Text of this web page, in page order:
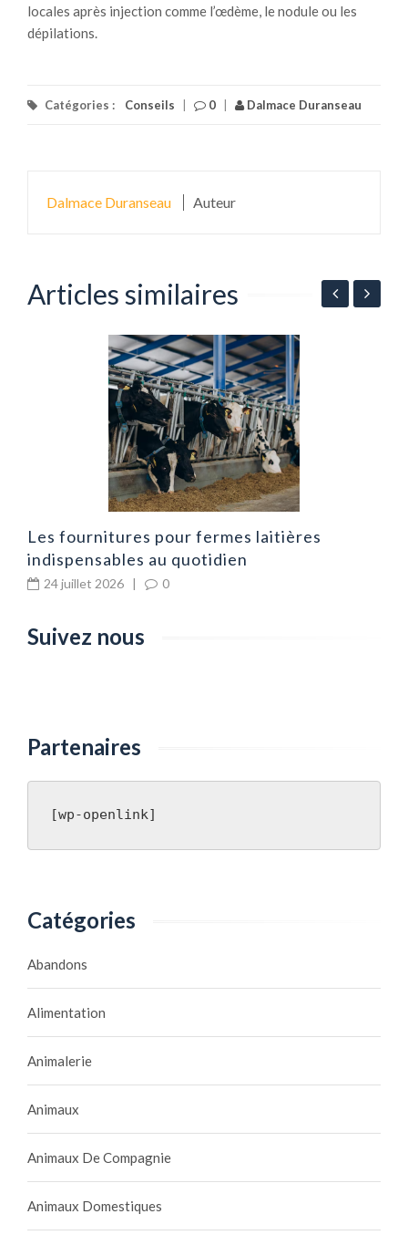
locales après injection comme l’œdème, le nodule ou les
dépilations.
Catégories : Conseils 0 Dalmace Duranseau
Dalmace Duranseau Auteur
Articles similaires
Les fournitures pour fermes laitières
indispensables au quotidien
24 juillet 2026 | 0
Suivez nous
Partenaires
[wp-openlink]
Catégories
Abandons
Alimentation
Animalerie
Animaux
Animaux De Compagnie
Animaux Domestiques